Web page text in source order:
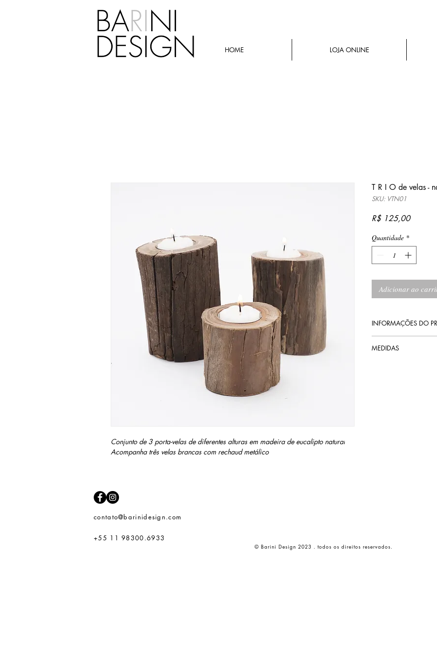
HOME LOJA ONLINE
Conjunto de 3 porta-velas de diferentes alturas em madeira de eucalipto natural
Acompanha três velas brancas com rechaud metálico
T R I O de velas -
SKU: VTN01
R$ 125,00Preço
Quantidade *
Adicionar ao
INFORMAÇÕES DO
MEDIDAS
contato@barinidesign.com
+55 11 98300.6933
© Barini Design 2023 . todos os direitos reservados.